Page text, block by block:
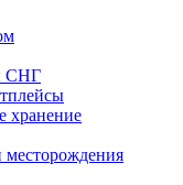
СНГ
хранение
месторождения